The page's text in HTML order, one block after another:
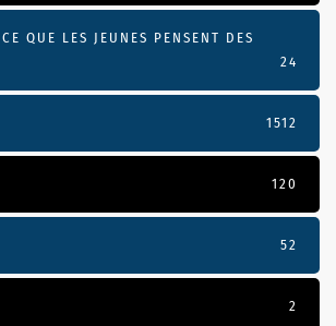
QUE LES JEUNES PENSENT DES
24
1512
120
52
2